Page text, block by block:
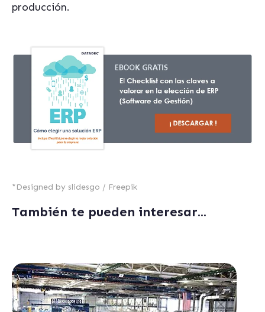
producción.
*Designed by slidesgo / Freepik
También te pueden interesar...